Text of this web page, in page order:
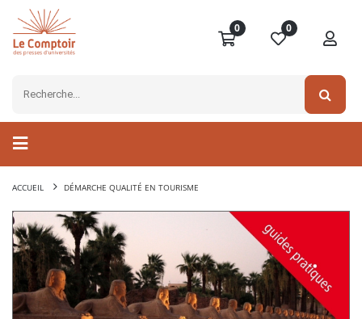
0 0
ACCUEIL DÉMARCHE QUALITÉ EN TOURISME